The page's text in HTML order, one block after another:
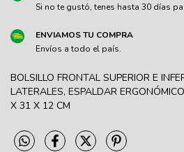
Si no te gustó, tenes hasta 30 días
ENVIAMOS TU COMPRA
Envíos a todo el país.
BOLSILLO FRONTAL SUPERIOR E
LATERALES, ESPALDAR
X 31 X 12 CM